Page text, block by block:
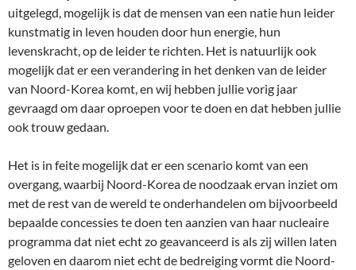
uitgelegd, mogelijk is dat de mensen van een natie hun leider
kunstmatig in leven houden door hun energie, hun
levenskracht, op de leider te richten. Het is natuurlijk ook
mogelijk dat er een verandering in het denken van de leider
van Noord-Korea komt, en wij hebben jullie vorig jaar
gevraagd om daar oproepen voor te doen en dat hebben jullie
ook trouw gedaan.
Het is in feite mogelijk dat er een scenario komt van een
overgang, waarbij Noord-Korea de noodzaak ervan inziet om
met de rest van de wereld te onderhandelen om bijvoorbeeld
bepaalde concessies te doen ten aanzien van haar nucleaire
programma dat niet echt zo geavanceerd is als zij willen laten
geloven en daarom niet echt de bedreiging vormt die Noord-